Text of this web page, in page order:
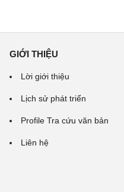
GIỚI THIỆU
Lời giới thiệu
Lịch sử phát triển
Profile Tra cứu văn bản
Liên hệ